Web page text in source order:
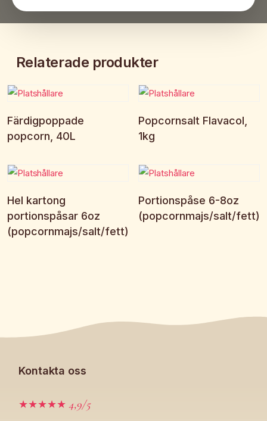
Relaterade produkter
Begär offert
Färdigpoppade
popcorn, 40L
Begär offert
Popcornsalt Flavacol,
1kg
Begär offert
Hel kartong
portionspåsar 6oz
(popcornmajs/salt/fett)
Begär offert
Portionspåse 6-8oz
(popcornmajs/salt/fett)
Kontakta oss
★★★★★ 4,9/5